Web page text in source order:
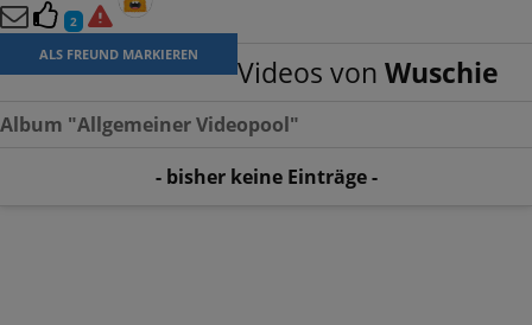
2
ALS FREUND MARKIEREN Videos von Wuschie
Album "Allgemeiner Videopool"
- bisher keine Einträge -